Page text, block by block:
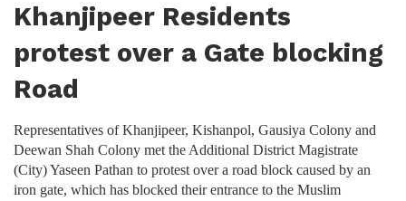
Khanjipeer Residents
protest over a Gate blocking
Road
Representatives of Khanjipeer, Kishanpol, Gausiya Colony and
Deewan Shah Colony met the Additional District Magistrate
(City) Yaseen Pathan to protest over a road block caused by an
iron gate, which has blocked their entrance to the Muslim